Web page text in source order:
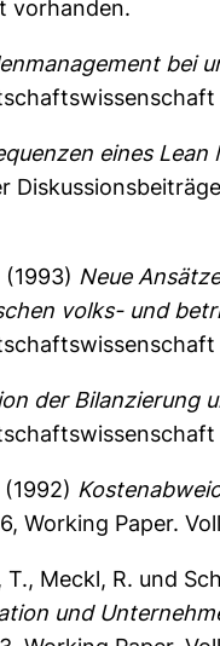
vorhanden.
bei
eines
(1993) Neue
volks- und
der Bilanzierung
(1992)
Working Paper.
T., Meckl, R. und
und